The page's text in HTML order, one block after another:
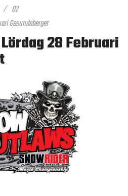
02
Gesundaberget
28 Februari